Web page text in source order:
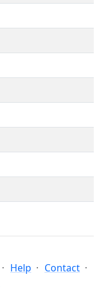
Help
Contact